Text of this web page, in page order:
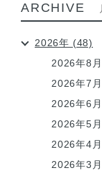
ARCHIVE
2026年 (48)
2026年8
2026年7
2026年6
2026年5
2026年4
2026年3